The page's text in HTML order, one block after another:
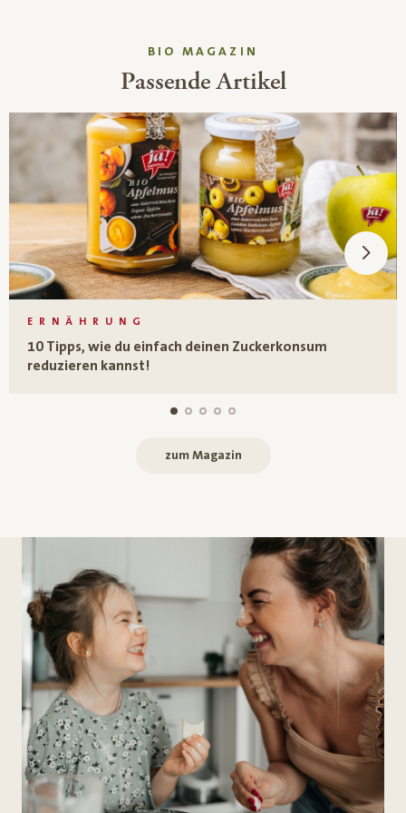
BIO MAGAZIN
Passende Artikel
ERNÄHRUNG
10 Tipps, wie du einfach deinen Zuckerkonsum
reduzieren kannst!
zum Magazin